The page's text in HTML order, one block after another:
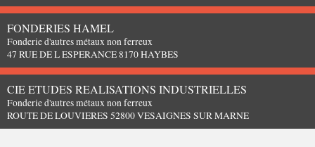
FONDERIES HAMEL
Fonderie d'autres métaux non ferreux
47 RUE DE L ESPERANCE 8170 HAYBES
CIE ETUDES REALISATIONS INDUSTRIELLES
Fonderie d'autres métaux non ferreux
ROUTE DE LOUVIERES 52800 VESAIGNES SUR MARNE